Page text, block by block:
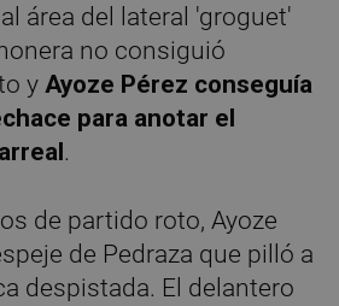
área del lateral 'groguet'
no consiguió
yAyoze Pérez conseguía
para anotar el
.
de partido roto, Ayoze
de Pedraza que pilló a
despistada. El delantero